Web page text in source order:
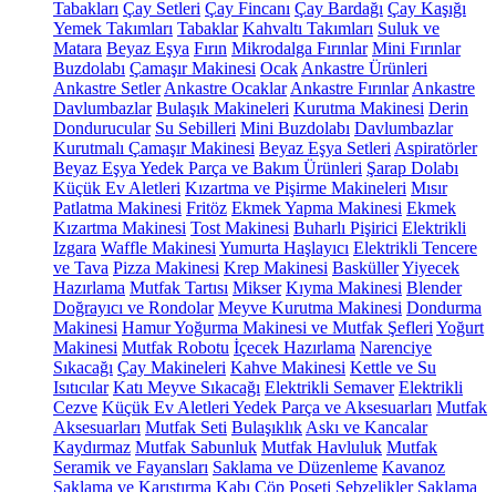
Tabakları Çay Setleri Çay Fincanı Çay Bardağı Çay Kaşığı
Yemek Takımları Tabaklar Kahvaltı Takımları Suluk ve
Matara Beyaz Eşya Fırın Mikrodalga Fırınlar Mini Fırınlar
Buzdolabı Çamaşır Makinesi Ocak Ankastre Ürünleri
Ankastre Setler Ankastre Ocaklar Ankastre Fırınlar Ankastre
Davlumbazlar Bulaşık Makineleri Kurutma Makinesi Derin
Dondurucular Su Sebilleri Mini Buzdolabı Davlumbazlar
Kurutmalı Çamaşır Makinesi Beyaz Eşya Setleri Aspiratörler
Beyaz Eşya Yedek Parça ve Bakım Ürünleri Şarap Dolabı
Küçük Ev Aletleri Kızartma ve Pişirme Makineleri Mısır
Patlatma Makinesi Fritöz Ekmek Yapma Makinesi Ekmek
Kızartma Makinesi Tost Makinesi Buharlı Pişirici Elektrikli
Izgara Waffle Makinesi Yumurta Haşlayıcı Elektrikli Tencere
ve Tava Pizza Makinesi Krep Makinesi BasküllerYiyecek
Hazırlama Mutfak Tartısı Mikser Kıyma Makinesi Blender
Doğrayıcı ve Rondolar Meyve Kurutma Makinesi Dondurma
Makinesi Hamur Yoğurma Makinesi ve Mutfak Şefleri Yoğurt
Makinesi Mutfak Robotu İçecek Hazırlama Narenciye
Sıkacağı Çay Makineleri Kahve Makinesi Kettle ve Su
Isıtıcılar Katı Meyve Sıkacağı Elektrikli Semaver Elektrikli
Cezve Küçük Ev Aletleri Yedek Parça ve Aksesuarları Mutfak
Aksesuarları Mutfak Seti Bulaşıklık Askı ve Kancalar
Kaydırmaz Mutfak Sabunluk Mutfak Havluluk Mutfak
Seramik ve Fayansları Saklama ve Düzenleme Kavanoz
Saklama ve Karıştırma Kabı Çöp Poşeti Sebzelikler Saklama